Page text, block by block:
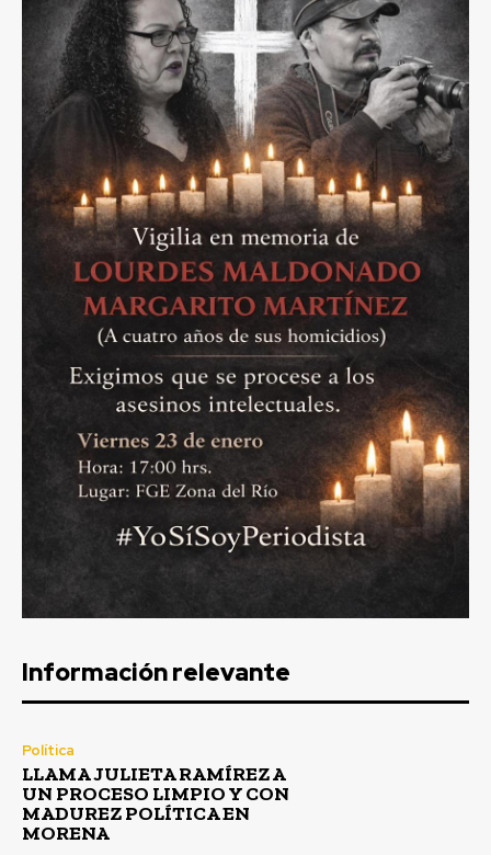
Información relevante
Política
LLAMA JULIETA RAMÍREZ A
UN PROCESO LIMPIO Y CON
MADUREZ POLÍTICA EN
MORENA